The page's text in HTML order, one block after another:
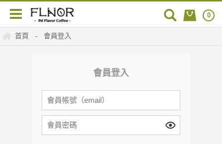
0
首頁 - 會員登入
會員登入